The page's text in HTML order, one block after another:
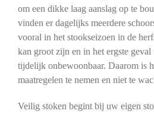
om een dikke laag aanslag op te
vinden er dagelijks meerdere
vooral in het stookseizoen in de
kan groot zijn en in het ergste
tijdelijk onbewoonbaar. Daarom is
maatregelen te nemen en niet te
Veilig stoken begint bij uw eigen